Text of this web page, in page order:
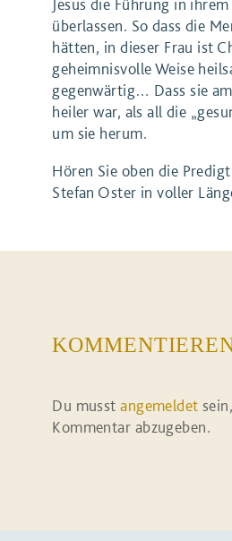
Jesus die Führung in ihrem
überlassen. So dass die
hätten, in dieser Frau ist
geheimnisvolle Weise
gegenwärtig… Dass sie
heiler war, als all die
um sie herum.
Hören Sie oben die
Stefan Oster in voller
Du musstangemeldet
Kommentar abzugeben.